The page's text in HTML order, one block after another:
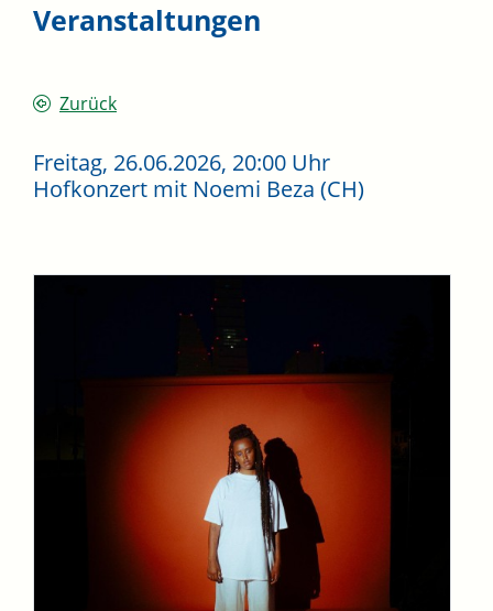
Veranstaltungen
Zurück
Freitag, 26.06.2026, 20:00 Uhr
Hofkonzert mit Noemi Beza (CH)